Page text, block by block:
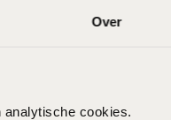
Over
analytische cookies.